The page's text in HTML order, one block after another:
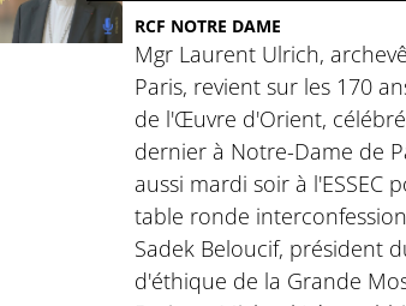
RCF NOTRE DAME
Mgr Laurent Ulrich,
Paris, revient sur les 170
de l'Œuvre d'Orient,
dernier à Notre-Dame de
aussi mardi soir à l'ESSEC
table ronde
Sadek Beloucif, président
d'éthique de la Grande